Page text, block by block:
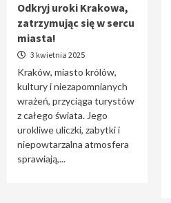
Odkryj uroki Krakowa,
zatrzymując się w sercu
miasta!
3 kwietnia 2025
Kraków, miasto królów,
kultury i niezapomnianych
wrażeń, przyciąga turystów
z całego świata. Jego
urokliwe uliczki, zabytki i
niepowtarzalna atmosfera
sprawiają,...